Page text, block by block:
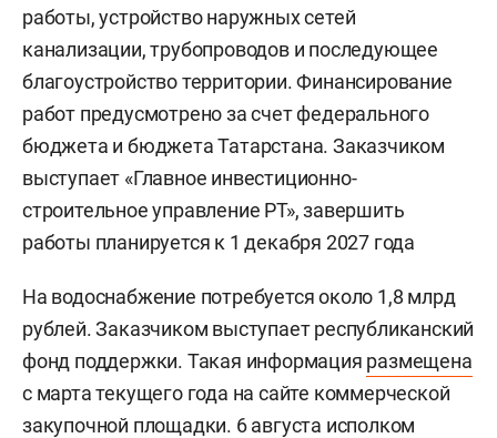
работы, устройство наружных сетей
канализации, трубопроводов и последующее
благоустройство территории. Финансирование
работ предусмотрено за счет федерального
бюджета и бюджета Татарстана. Заказчиком
выступает «Главное инвестиционно-
строительное управление РТ», завершить
работы планируется к 1 декабря 2027 года
На водоснабжение потребуется около 1,8 млрд
рублей. Заказчиком выступает республиканский
фонд поддержки. Такая информация размещена
с марта текущего года на сайте коммерческой
закупочной площадки. 6 августа исполком